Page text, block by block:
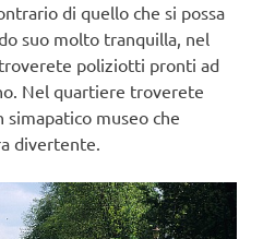
di quello che si possa
suo molto tranquilla, nel
poliziotti pronti ad
Nel quartiere troverete
simapatico museo che
divertente.